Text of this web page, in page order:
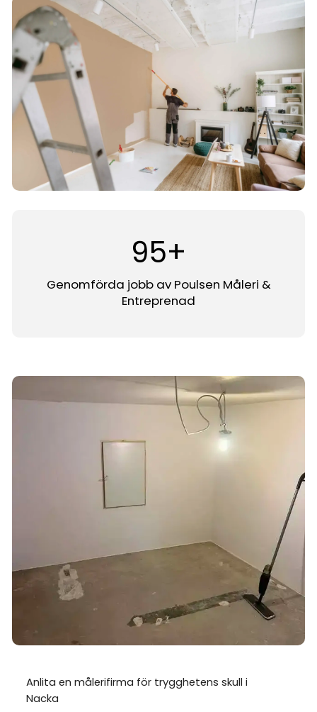
100+
Genomförda jobb av Poulsen Måleri &
Entreprenad
Anlita en målerifirma för trygghetens skull i
Nacka